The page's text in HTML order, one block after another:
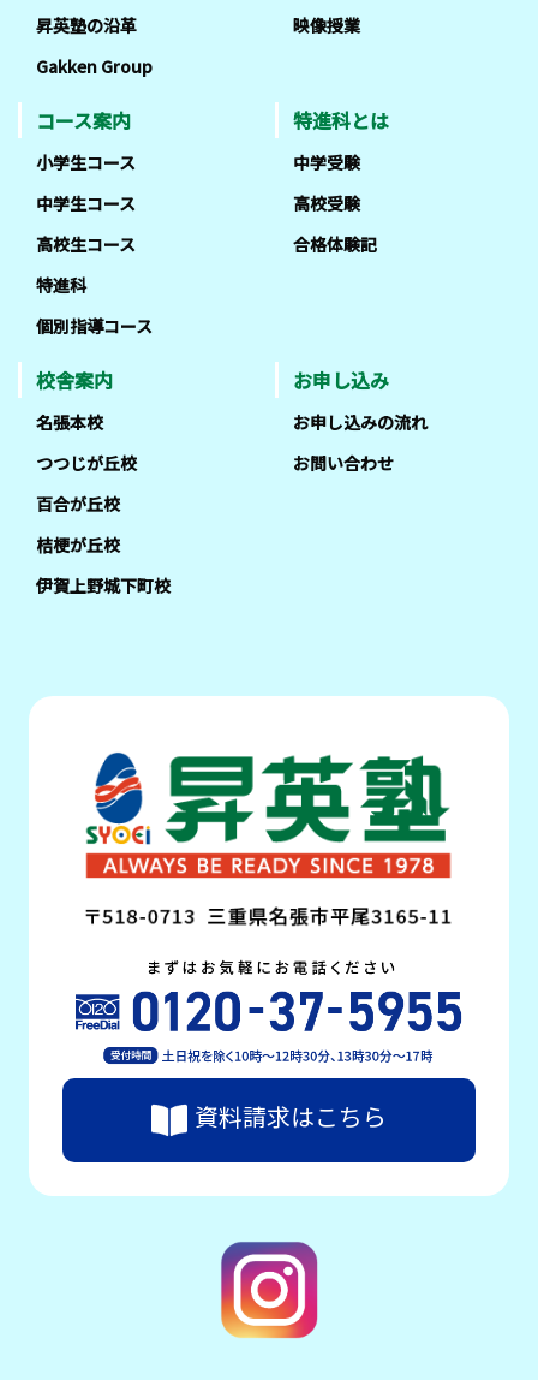
昇英塾の沿革
Gakken Group
映像授業
コース案内
小学生コース
中学生コース
高校生コース
特進科
個別指導コース
特進科とは
中学受験
高校受験
合格体験記
校舎案内
名張本校
つつじが丘校
百合が丘校
桔梗が丘校
伊賀上野城下町校
お申し込み
お申し込みの流れ
お問い合わせ
資料請求はこちら